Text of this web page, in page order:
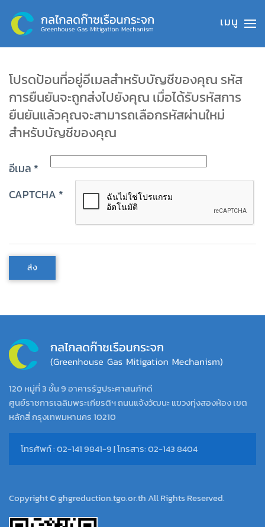
Skip to main content
โปรดป้อนที่อยู่อีเมลสำหรับบัญชีของคุณ รหัส
การยืนยันจะถูกส่งไปยังคุณ เมื่อได้รับรหัสการ
ยืนยันแล้วคุณจะสามารถเลือกรหัสผ่านใหม่
สำหรับบัญชีของคุณ
อีเมล *
CAPTCHA *
ส่ง
120 หมู่ที่ 3 ชั้น 9 อาคารรัฐประศาสนภักดี
ศูนย์ราชการเฉลิมพระเกียรติฯ ถนนแจ้งวัฒนะ แขวงทุ่งสองห้อง เขต
หลักสี่ กรุงเทพมหานคร 10210
โทรศัพท์ : 02-141 9841-9 | โทรสาร: 02-143 8404
Copyright © ghgreduction.tgo.or.th All Rights Reserved.